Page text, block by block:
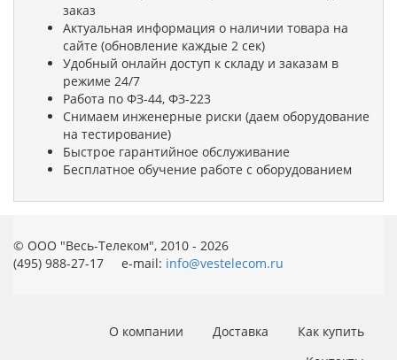
заказ
Актуальная информация о наличии товара на
сайте (обновление каждые 2 сек)
Удобный онлайн доступ к складу и заказам в
режиме 24/7
Работа по ФЗ-44, ФЗ-223
Снимаем инженерные риски (даем оборудование
на тестирование)
Быстрое гарантийное обслуживание
Бесплатное обучение работе с оборудованием
© ООО "Весь-Телеком", 2010 - 2026
(495) 988-27-17 e-mail: info@vestelecom.ru
О компании Доставка
Как купить